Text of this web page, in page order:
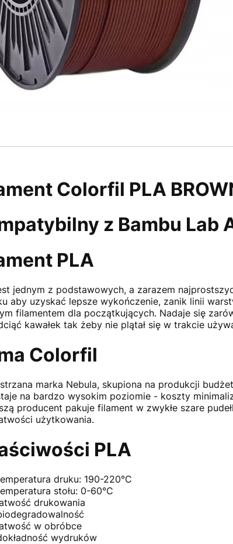
Colorfil PLA
z Bambu Lab
PLA
jednym z podstawowych, a zarazem
aby uzyskać lepsze wykończenie, zanik linii
filamentem dla początkujących. Nadaje się
kawałek tak żeby nie plątał się w trakcie
Colorfil
marka Nebula, skupiona na produkcji
na bardzo wysokim poziomie - koszty
producent pakuje filament w zwykłe szare
użytkowania.
PLA
druku: 190-220°C
stołu: 0-60°C
drukowania
w obróbce
wydruków